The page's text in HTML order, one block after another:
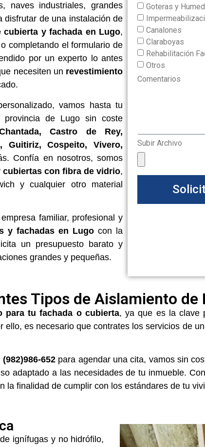
naves industriales, grandes
disfrutar de una instalación de
cubierta y fachada en Lugo,
completando el formulario de
por un experto lo antes
necesiten un revestimiento
vamos hasta tu
provincia de Lugo sin coste
Castro de Rey,
Guitiriz, Cospeito, Vivero,
Confía en nosotros, somos
cubiertas con fibra de vidrio,
y cualquier otro material
familiar, profesional y
y fachadas en Lugo con la
un presupuesto barato y
grandes y pequeñas.
Goteras y
Canalones
Claraboyas
Rehabilitación
Otros
Comentarios
Subir Archivo
Tipos de Aislamiento de
para tu fachada o cubierta, ya que es la clave
es necesario que contrates los servicios de
(982)986-652para agendar una cita, vamos sin
adaptado a las necesidades de tu inmueble.
la finalidad de cumplir con los estándares de tu
ignífugas y no hidrófilo,